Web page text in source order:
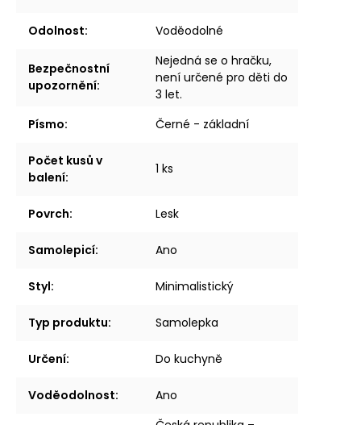
Odolnost: Voděodolné
Bezpečnostní
upozornění:
Nejedná se o hračku,
není určené pro děti do
3 let.
Písmo: Černé - základní
Počet kusů v
balení:
1 ks
Povrch: Lesk
Samolepicí: Ano
Styl: Minimalistický
Typ produktu: Samolepka
Určení: Do kuchyně
Voděodolnost: Ano